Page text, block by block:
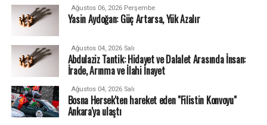
Ağustos 06, 2026 Perşembe
Yasin Aydoğan: Güç Artarsa, Yük Azalır
Ağustos 04, 2026 Salı
Abdulaziz Tantik: Hidayet ve Dalalet Arasında İnsan:
İrade, Arınma ve İlahi İnayet
Ağustos 04, 2026 Salı
Bosna Hersek'ten hareket eden "Filistin Konvoyu"
Ankara'ya ulaştı